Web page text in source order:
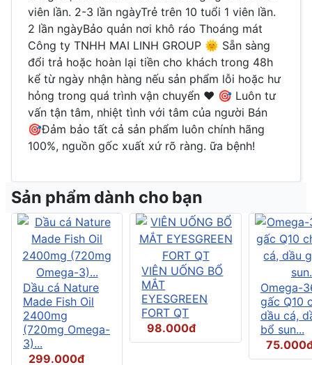
viên lần. 2-3 lần ngàyTrẻ trên 10 tuổi 1 viên lần.
2 lần ngàyBảo quản nơi khô ráo Thoáng mát
Công ty TNHH MAI LINH GROUP 🌞 Sẵn sàng
đổi trả hoặc hoàn lại tiền cho khách trong 48h
kể từ ngày nhận hàng nếu sản phẩm lỗi hoặc hư
hỏng trong quá trình vận chuyển ❤ 🎯 Luôn tư
vấn tận tâm, nhiệt tình với tâm của người Bán
🎯Đảm bảo tất cả sản phẩm luôn chính hãng
100%, nguồn gốc xuất xứ rõ ràng. ữa bệnh!
Sản phẩm dành cho bạn
Dầu cá Nature
Made Fish Oil
2400mg
(720mg Omega-
3)...
299.000đ
VIÊN UỐNG BỔ
MẮT
EYESGREEN
FORT QT
98.000đ
Omega-
gấc Q10
dầu cá,
bổ sun...